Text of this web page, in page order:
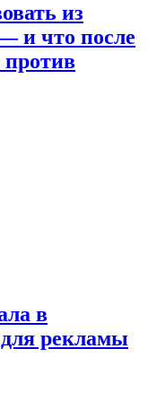
из
и что после
против
в
рекламы